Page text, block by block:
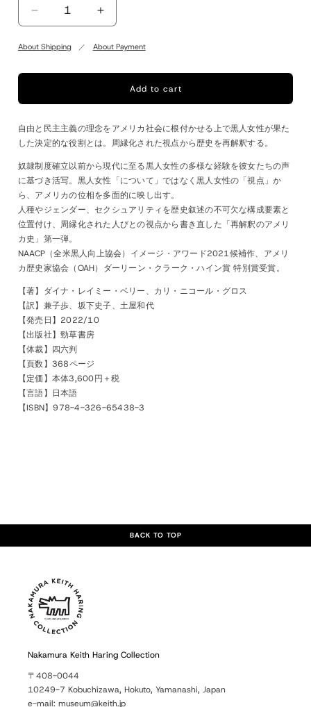
Decrease
quantity
for
黒
人
女
性
史
再
解
釈
の
メ
リ
カ
史・
1
Increase
quantity
for
黒
人
女
性
史
再
解
の
メ
リ
About Shipping About Payment
Add to cart
自由と民主主義の理念をアメリカ社会に根付かせる上で黒人女性が果た
した決定的な役割とは。周縁化された視点から歴史を再解釈する。
奴隷制度確立以前から現代に至る黒人女性の多様な経験を彼女たちの声
に基づき活写。黒人女性「について」ではなく黒人女性の「視点」か
ら、アメリカの位相を多面的に映し出す。
人種やジェンダー、セクシュアリティを歴史叙述の不可欠な構成要素と
位置付け、周縁化された人びとの視点から書き直した「再解釈のアメリ
カ史」第一弾。
NAACP（全米黒人向上協会）イメージ・アワード2021候補作、アメリ
カ歴史家協会（OAH）ダーリーン・クラーク・ハイン賞 特別賞受賞。
【著】ダイナ・レイミー・ベリー、カリ・ニコール・グロス
【訳】兼子歩、坂下史子、土屋和代
【発売日】2022/10
【出版社】勁草書房
【体裁】四六判
【頁数】368ページ
【定価】本体3,600円＋税
【言語】日本語
【ISBN】978-4-326-65438-3
BACK TO TOP
Nakamura Keith Haring Collection
〒408-0044
10249-7 Kobuchizawa, Hokuto, Yamanashi, Japan
e-mail: museum@keith.jp